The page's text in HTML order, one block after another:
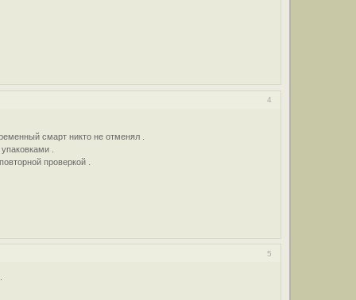
4
смарт никто не отменял .
.
проверкой .
5